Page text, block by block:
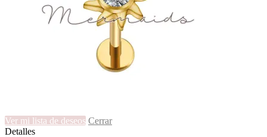
Ver mi lista de deseos Cerrar
Detalles